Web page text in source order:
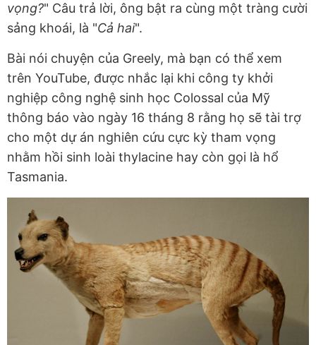
vọng?" Câu trả lời, ông bật ra cùng một tràng cười
sảng khoái, là "Cả hai".
Bài nói chuyện của Greely, mà bạn có thể xem
trên YouTube, được nhắc lại khi công ty khởi
nghiệp công nghệ sinh học Colossal của Mỹ
thông báo vào ngày 16 tháng 8 rằng họ sẽ tài trợ
cho một dự án nghiên cứu cực kỳ tham vọng
nhằm hồi sinh loài thylacine hay còn gọi là hổ
Tasmania.